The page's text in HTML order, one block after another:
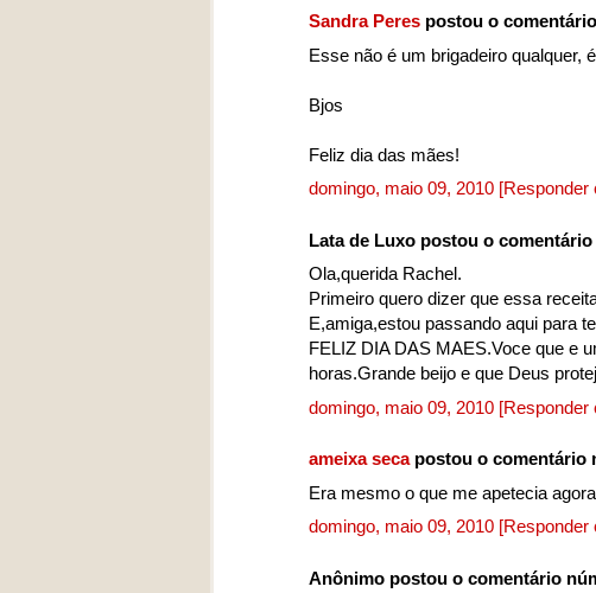
Sandra Peres postou o
Esse não é um brigadeiro qualquer,
Bjos
Feliz dia das mães!
domingo, maio 09, 2010 [Responder
Lata de Luxo postou o
Ola,querida Rachel.
Primeiro quero dizer que essa
E,amiga,estou passando aqui para
FELIZ DIA DAS MAES.Voce que e
horas.Grande beijo e que Deus
domingo, maio 09, 2010 [Responder
ameixa secapostou o comentário
Era mesmo o que me apetecia
domingo, maio 09, 2010 [Responder
Anônimo postou o comentário